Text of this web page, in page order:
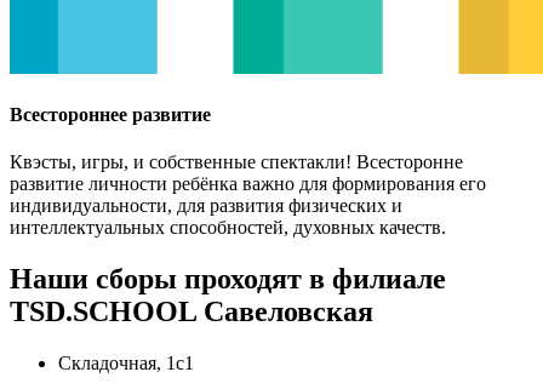
Всестороннее развитие
Квэсты, игры, и собственные спектакли! Всесторонне
развитие личности ребёнка важно для формирования его
индивидуальности, для развития физических и
интеллектуальных способностей, духовных качеств.
Наши сборы проходят в филиале
TSD.SCHOOL Савеловская
Складочная, 1с1